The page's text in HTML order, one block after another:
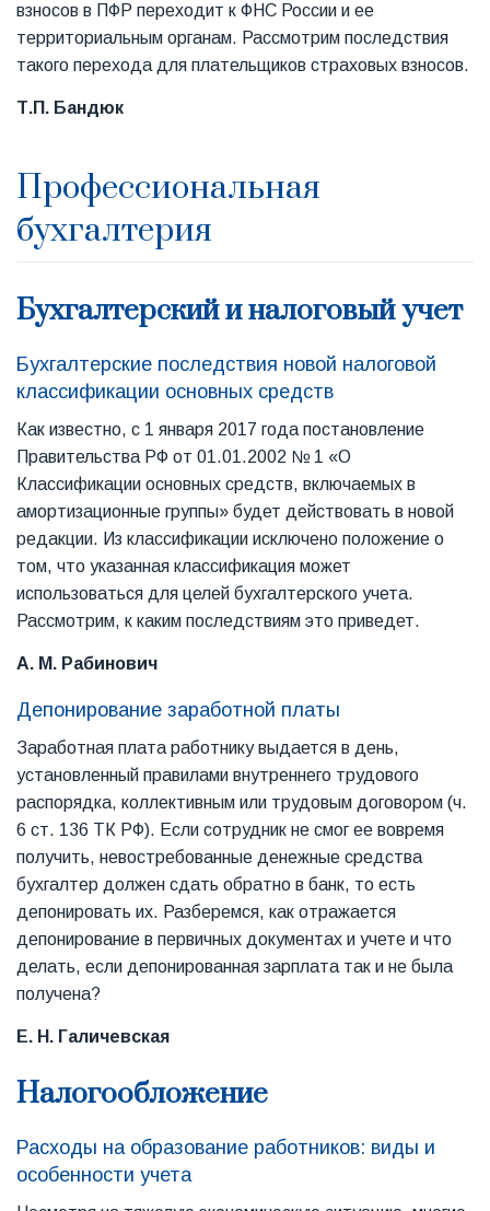
взносов в ПФР переходит к ФНС России и ее
территориальным органам. Рассмотрим последствия
такого перехода для плательщиков страховых взносов.
Т.П. Бандюк
Профессиональная
бухгалтерия
Бухгалтерский и налоговый учет
Бухгалтерские последствия новой налоговой
классификации основных средств
Как известно, с 1 января 2017 года постановление
Правительства РФ от 01.01.2002 № 1 «О
Классификации основных средств, включаемых в
амортизационные группы» будет действовать в новой
редакции. Из классификации исключено положение о
том, что указанная классификация может
использоваться для целей бухгалтерского учета.
Рассмотрим, к каким последствиям это приведет.
А. М. Рабинович
Депонирование заработной платы
Заработная плата работнику выдается в день,
установленный правилами внутреннего трудового
распорядка, коллективным или трудовым договором (ч.
6 ст. 136 ТК РФ). Если сотрудник не смог ее вовремя
получить, невостребованные денежные средства
бухгалтер должен сдать обратно в банк, то есть
депонировать их. Разберемся, как отражается
депонирование в первичных документах и учете и что
делать, если депонированная зарплата так и не была
получена?
Е. Н. Галичевская
Налогообложение
Расходы на образование работников: виды и
особенности учета